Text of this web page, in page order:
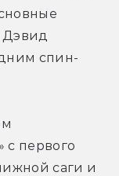
Дэвид
спин-
с первого
саги и